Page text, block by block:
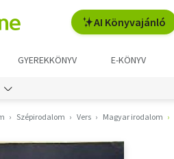
AI Könyvajánló
GYEREKKÖNYV E-KÖNYV
Szépirodalom Vers Magyar irodalom